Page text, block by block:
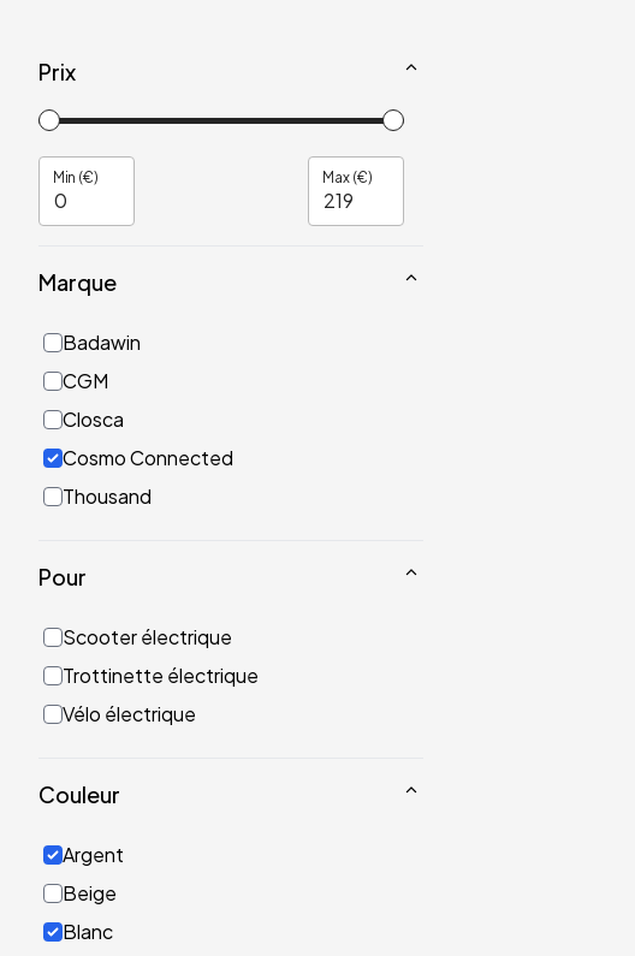
Prix
Min (€) Max (€)
Marque
Badawin
CGM
Closca
Cosmo Connected
Thousand
Pour
Scooter électrique
Trottinette électrique
Vélo électrique
Couleur
Argent
Beige
Blanc